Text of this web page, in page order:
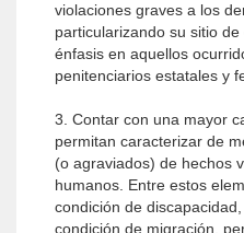
violaciones graves a los
particularizando su sitio
énfasis en aquellos
penitenciarios estatales y
3. Contar con una mayor
permitan caracterizar de
(o agraviados) de hechos
humanos. Entre estos
condición de
condición de migración,